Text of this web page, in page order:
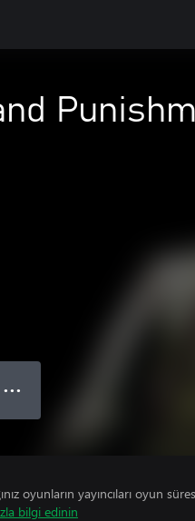
● ● ●
oyunların yayıncıları oyun
bilgi edinin